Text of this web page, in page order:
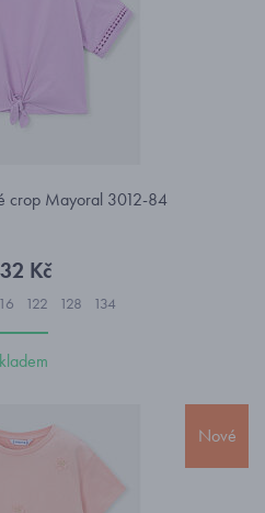
crop Mayoral 3012-84
Kč
122 128 134
Nové